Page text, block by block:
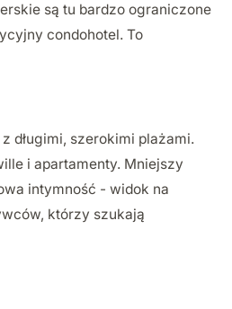
są tu bardzo ograniczone
condohotel. To
długimi, szerokimi plażami.
i apartamenty. Mniejszy
intymność - widok na
którzy szukają